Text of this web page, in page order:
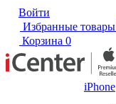
Войти
Избранные товары
Корзина 0
iPhone